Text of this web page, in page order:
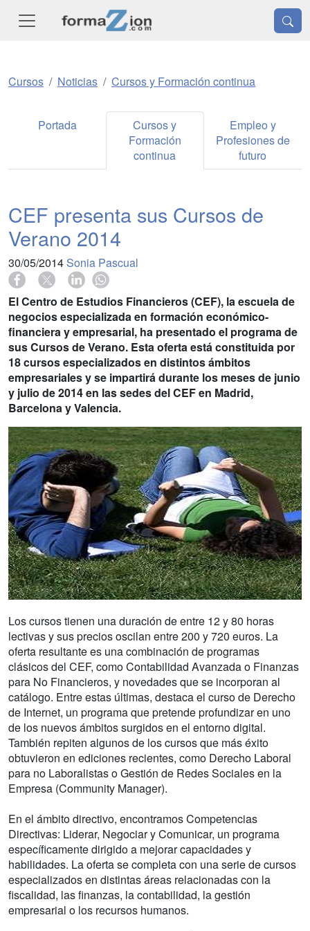
Cursos Noticias Cursos y Formación continua
Portada
Cursos y
Formación
continua
Empleo y
Profesiones de
futuro
CEF presenta sus Cursos de
Verano 2014
30/05/2014 Sonia Pascual
El Centro de Estudios Financieros (CEF), la escuela de
negocios especializada en formación económico-
financiera y empresarial, ha presentado el programa de
sus Cursos de Verano. Esta oferta está constituida por
18 cursos especializados en distintos ámbitos
empresariales y se impartirá durante los meses de junio
y julio de 2014 en las sedes del CEF en Madrid,
Barcelona y Valencia.
Los cursos tienen una duración de entre 12 y 80 horas
lectivas y sus precios oscilan entre 200 y 720 euros. La
oferta resultante es una combinación de programas
clásicos del CEF, como Contabilidad Avanzada o Finanzas
para No Financieros, y novedades que se incorporan al
catálogo. Entre estas últimas, destaca el curso de Derecho
de Internet, un programa que pretende profundizar en uno
de los nuevos ámbitos surgidos en el entorno digital.
También repiten algunos de los cursos que más éxito
obtuvieron en ediciones recientes, como Derecho Laboral
para no Laboralistas o Gestión de Redes Sociales en la
Empresa (Community Manager).
En el ámbito directivo, encontramos Competencias
Directivas: Liderar, Negociar y Comunicar, un programa
específicamente dirigido a mejorar capacidades y
habilidades. La oferta se completa con una serie de cursos
especializados en distintas áreas relacionadas con la
fiscalidad, las finanzas, la contabilidad, la gestión
empresarial o los recursos humanos.